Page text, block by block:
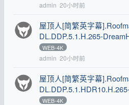
admin 20小时前
屋顶人[简繁英字幕
DL.DDP.5.1.H.265-
WEB-4K
admin 20小时前
屋顶人[简繁英字幕
WEB-4K